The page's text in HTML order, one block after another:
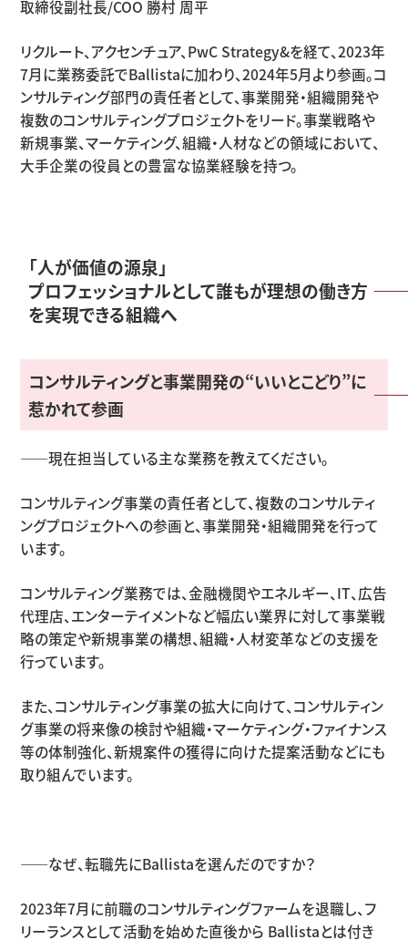
取締役副社長/COO 勝村 周平
リクルート、アクセンチュア、PwC Strategy&を経て、2023年
7月に業務委託でBallistaに加わり、2024年5月より参画。コ
ンサルティング部門の責任者として、事業開発・組織開発や
複数のコンサルティングプロジェクトをリード。事業戦略や
新規事業、マーケティング、組織・人材などの領域において、
大手企業の役員との豊富な協業経験を持つ。
「人が価値の源泉」
プロフェッショナルとして誰もが理想の働き方
を実現できる組織へ
コンサルティングと事業開発の“いいとこどり”に
惹かれて参画
——現在担当している主な業務を教えてください。
コンサルティング事業の責任者として、複数のコンサルティ
ングプロジェクトへの参画と、事業開発・組織開発を行って
います。
コンサルティング業務では、金融機関やエネルギー、IT、広告
代理店、エンターテイメントなど幅広い業界に対して事業戦
略の策定や新規事業の構想、組織・人材変革などの支援を
行っています。
また、コンサルティング事業の拡大に向けて、コンサルティン
グ事業の将来像の検討や組織・マーケティング・ファイナンス
等の体制強化、新規案件の獲得に向けた提案活動などにも
取り組んでいます。
——なぜ、転職先にBallistaを選んだのですか？
2023年7月に前職のコンサルティングファームを退職し、フ
リーランスとして活動を始めた直後から Ballistaとは付き